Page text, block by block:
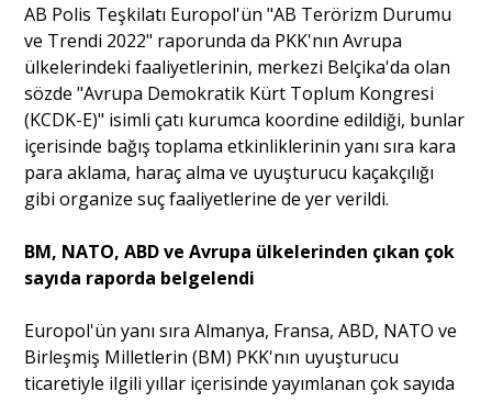
AB Polis Teşkilatı Europol'ün "AB Terörizm Durumu
ve Trendi 2022" raporunda da PKK'nın Avrupa
ülkelerindeki faaliyetlerinin, merkezi Belçika'da olan
sözde "Avrupa Demokratik Kürt Toplum Kongresi
(KCDK-E)" isimli çatı kurumca koordine edildiği, bunlar
içerisinde bağış toplama etkinliklerinin yanı sıra kara
para aklama, haraç alma ve uyuşturucu kaçakçılığı
gibi organize suç faaliyetlerine de yer verildi.
BM, NATO, ABD ve Avrupa ülkelerinden çıkan çok
sayıda raporda belgelendi
Europol'ün yanı sıra Almanya, Fransa, ABD, NATO ve
Birleşmiş Milletlerin (BM) PKK'nın uyuşturucu
ticaretiyle ilgili yıllar içerisinde yayımlanan çok sayıda